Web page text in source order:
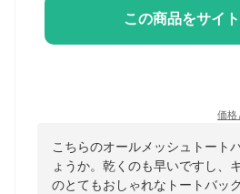
この商品をサイ
価格
こちらのオールメッシュトート
ょうか。乾くのも早いですし、
のとてもおしゃれなトートバッ